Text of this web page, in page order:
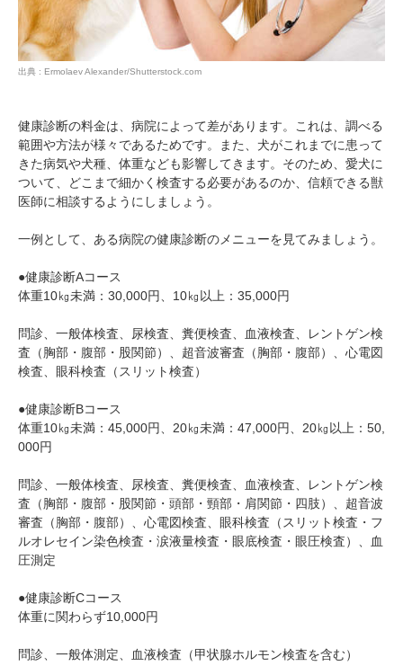
出典 : Ermolaev Alexander/Shutterstock.com
健康診断の料金は、病院によって差があります。これは、調べる
範囲や方法が様々であるためです。また、犬がこれまでに患って
きた病気や犬種、体重なども影響してきます。そのため、愛犬に
ついて、どこまで細かく検査する必要があるのか、信頼できる獣
医師に相談するようにしましょう。
一例として、ある病院の健康診断のメニューを見てみましょう。
●健康診断Aコース
体重10㎏未満：30,000円、10㎏以上：35,000円
問診、一般体検査、尿検査、糞便検査、血液検査、レントゲン検
査（胸部・腹部・股関節）、超音波審査（胸部・腹部）、心電図
検査、眼科検査（スリット検査）
●健康診断Bコース
体重10㎏未満：45,000円、20㎏未満：47,000円、20㎏以上：50,
000円
問診、一般体検査、尿検査、糞便検査、血液検査、レントゲン検
査（胸部・腹部・股関節・頭部・頸部・肩関節・四肢）、超音波
審査（胸部・腹部）、心電図検査、眼科検査（スリット検査・フ
ルオレセイン染色検査・涙液量検査・眼底検査・眼圧検査）、血
圧測定
●健康診断Cコース
体重に関わらず10,000円
問診、一般体測定、血液検査（甲状腺ホルモン検査を含む）